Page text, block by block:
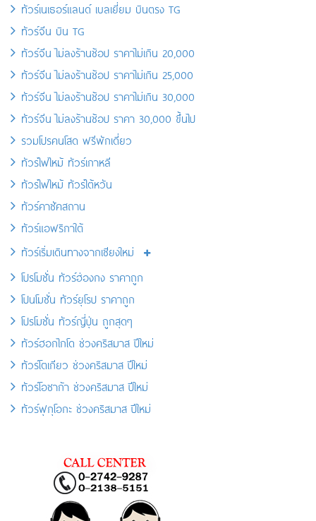
ทัวร์เนเธอร์แลนด์ เบลเยี่ยม บินตรง TG
ทัวร์จีน บิน TG
ทัวร์จีน ไม่ลงร้านช้อป ราคาไม่เกิน 20,000
ทัวร์จีน ไม่ลงร้านช้อป ราคาไม่เกิน 25,000
ทัวร์จีน ไม่ลงร้านช้อป ราคาไม่เกิน 30,000
ทัวร์จีน ไม่ลงร้านช้อป ราคา 30,000 ขึ้นไป
รวมโปรคนโสด ฟรีพักเดี่ยว
ทัวร์ไฟไหม้ ทัวร์เกาหลี
ทัวร์ไฟไหม้ ทัวร์ไต้หวัน
ทัวร์คาซัคสถาน
ทัวร์แอฟริกาใต้
ทัวร์เริ่มเดินทางจากเชียงใหม่
โปรโมชั่น ทัวร์ฮ่องกง ราคาถูก
โปนโมชั่น ทัวร์ยุโรป ราคาถูก
โปรโมชั่น ทัวร์ญี่ปุ่น ถูกสุดๆ
ทัวร์ฮอกไกโด ช่วงคริสมาส ปีใหม่
ทัวร์โตเกียว ช่วงคริสมาส ปีใหม่
ทัวร์โอซาก้า ช่วงคริสมาส ปีใหม่
ทัวร์ฟุกุโอกะ ช่วงคริสมาส ปีใหม่